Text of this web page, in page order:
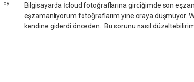
oy
Bilgisayarda İcloud fotoğraflarına girdiğimde son
eşzamanlıyorum fotoğraflarım yine oraya düşmüyor.
kendine giderdi önceden.. Bu sorunu nasıl